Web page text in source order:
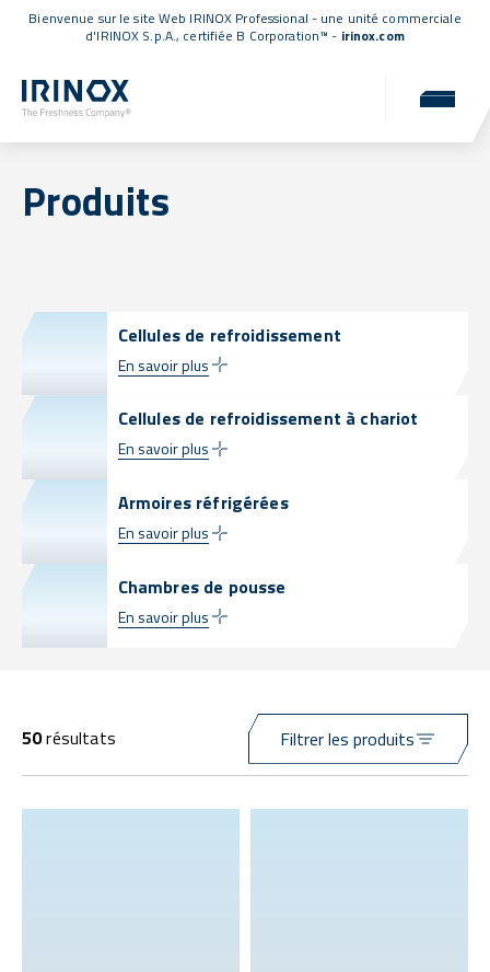
Bienvenue sur le site Web IRINOX Professional - une unité commerciale
d'IRINOX S.p.A., certifiée B Corporation™ - irinox.com
Produits
Cellules de refroidissement
En savoir plus
Cellules de refroidissement à chariot
En savoir plus
Armoires réfrigérées
En savoir plus
Chambres de pousse
En savoir plus
50résultats Filtrer les produits